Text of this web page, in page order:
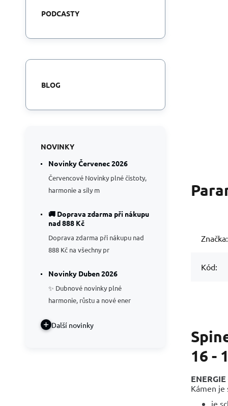
Značka:
Kód:
16 -
Kámen
je
PODCASTY
BLOG
NOVINKY
Novinky Červenec 2026
Červencové Novinky plné čistoty,
harmonie a síly m
🚚 Doprava zdarma při nákupu
nad 888 Kč
Doprava zdarma při nákupu nad
888 Kč na všechny pr
Novinky Duben 2026
✨ Dubnové novinky plné
harmonie, růstu a nové ener
Další novinky